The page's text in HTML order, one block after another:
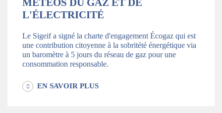
MÉTÉOS DU GAZ ET DE
L'ÉLECTRICITÉ
Le Sigeif a signé la charte d'engagement Écogaz qui est
une contribution citoyenne à la sobritété énergétique via
un baromètre à 5 jours du réseau de gaz pour une
consommation responsable.
EN SAVOIR PLUS